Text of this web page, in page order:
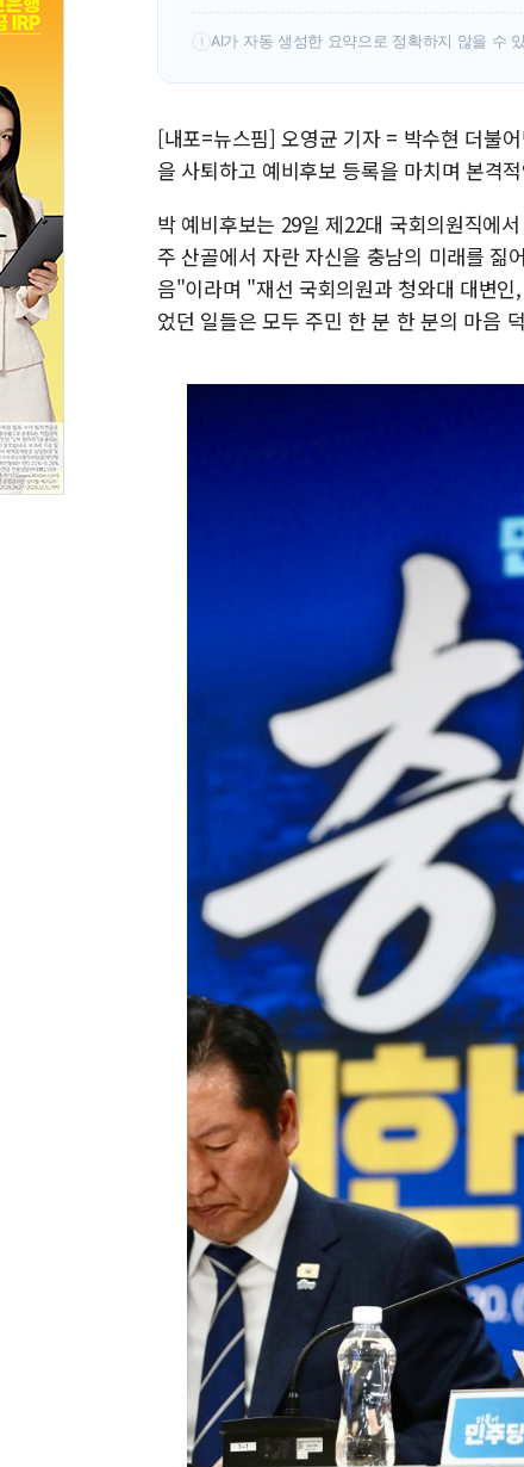
! AI가 자동 생성한 요약으로 정확하지 않을 수
[내포=뉴스핌] 오영균 기자 = 박수현 더불
을 사퇴하고 예비후보 등록을 마치며 본격
박 예비후보는 29일 제22대 국회의원직에
주 산골에서 자란 자신을 충남의 미래를 짊
음"이라며 "재선 국회의원과 청와대 대변
었던 일들은 모두 주민 한 분 한 분의 마음